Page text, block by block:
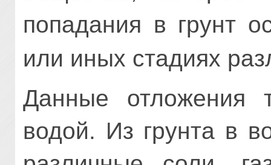
попадания в грунт
или иных стадиях
Данные отложения
водой. Из грунта в